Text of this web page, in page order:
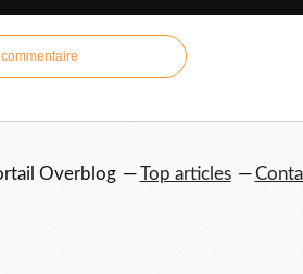
Overblog Top articles